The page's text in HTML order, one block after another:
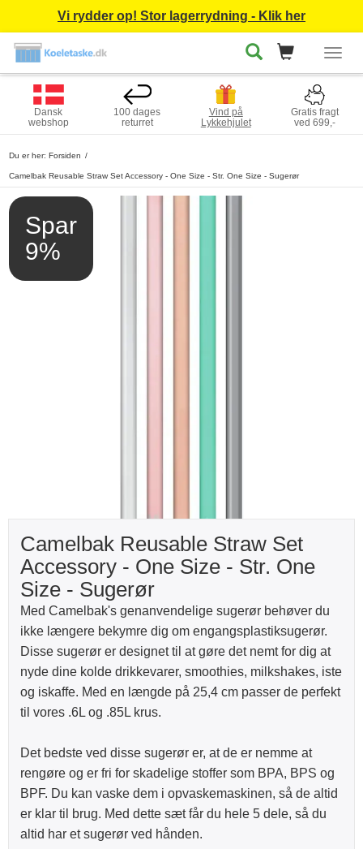
Vi rydder op! Stor lagerrydning - Klik her
Dansk
webshop
100 dages
returret
Vind på
Lykkehjulet
Gratis fragt
ved 699,-
Du er her: Forsiden
Camelbak Reusable Straw Set Accessory - One Size - Str. One Size - Sugerør
Spar
9%
Camelbak Reusable Straw Set
Accessory - One Size - Str. One
Size - Sugerør
Med Camelbak's genanvendelige sugerør behøver du
ikke længere bekymre dig om engangsplastiksugerør.
Disse sugerør er designet til at gøre det nemt for dig at
nyde dine kolde drikkevarer, smoothies, milkshakes, iste
og iskaffe. Med en længde på 25,4 cm passer de perfekt
til vores .6L og .85L krus.
Det bedste ved disse sugerør er, at de er nemme at
rengøre og er fri for skadelige stoffer som BPA, BPS og
BPF. Du kan vaske dem i opvaskemaskinen, så de altid
er klar til brug. Med dette sæt får du hele 5 dele, så du
altid har et sugerør ved hånden.